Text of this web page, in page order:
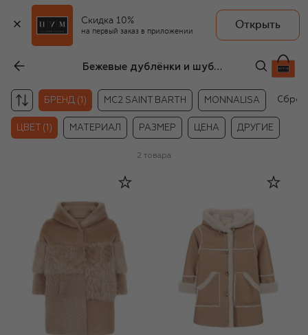
Скидка 10%
на первый заказ в приложении
Открыть
Бежевые дублёнки и шубы Vlasta Mountain для девочек
БРЕНД (1) MC2 SAINT BARTH MONNALISA
ЦВЕТ (1) МАТЕРИАЛ РАЗМЕР ЦЕНА ДРУГИЕ
2 товара